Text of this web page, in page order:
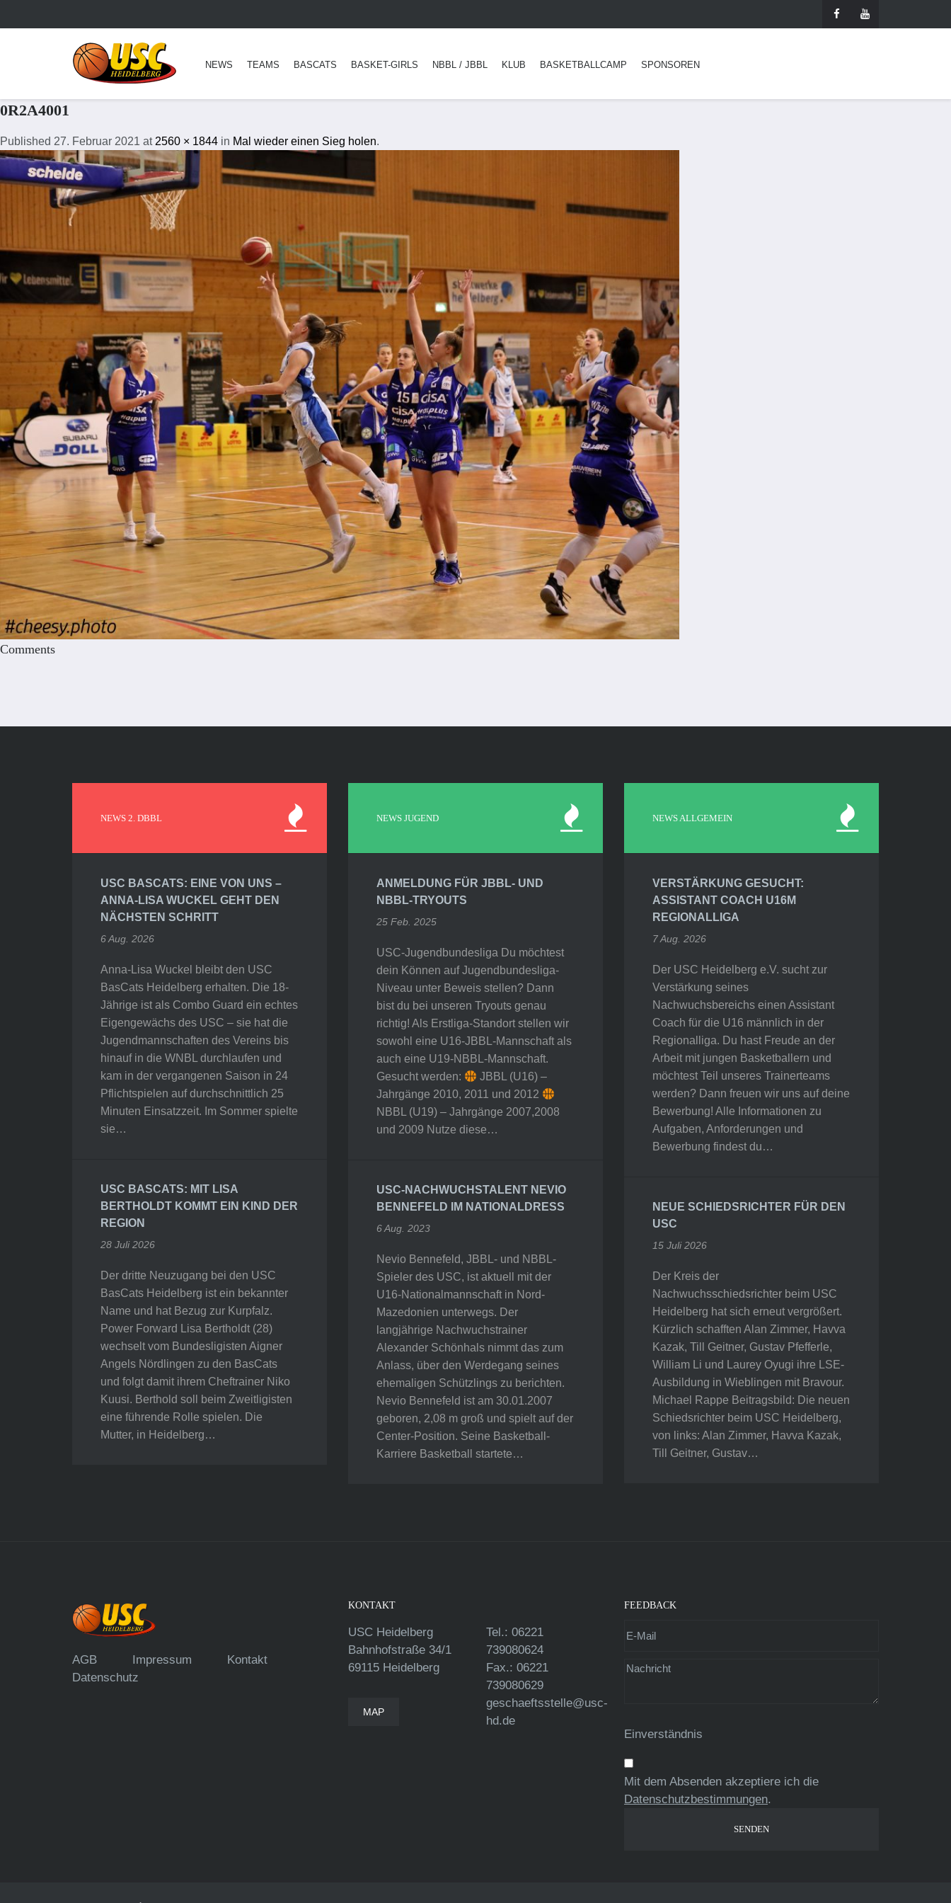
NEWS TEAMS BASCATS BASKET-GIRLS NBBL / JBBL KLUB BASKETBALLCAMP SPONSOREN
0R2A4001
Published 27. Februar 2021 at 2560 × 1844 in Mal wieder einen Sieg holen.
Comments
NEWS 2. DBBL
USC BASCATS: EINE VON UNS –
ANNA-LISA WUCKEL GEHT DEN
NÄCHSTEN SCHRITT
6 Aug. 2026
Anna-Lisa Wuckel bleibt den USC
BasCats Heidelberg erhalten. Die 18-
Jährige ist als Combo Guard ein echtes
Eigengewächs des USC – sie hat die
Jugendmannschaften des Vereins bis
hinauf in die WNBL durchlaufen und
kam in der vergangenen Saison in 24
Pflichtspielen auf durchschnittlich 25
Minuten Einsatzzeit. Im Sommer spielte
sie…
USC BASCATS: MIT LISA
BERTHOLDT KOMMT EIN KIND DER
REGION
28 Juli 2026
Der dritte Neuzugang bei den USC
BasCats Heidelberg ist ein bekannter
Name und hat Bezug zur Kurpfalz.
Power Forward Lisa Bertholdt (28)
wechselt vom Bundesligisten Aigner
Angels Nördlingen zu den BasCats
und folgt damit ihrem Cheftrainer Niko
Kuusi. Berthold soll beim Zweitligisten
eine führende Rolle spielen. Die
Mutter, in Heidelberg…
NEWS JUGEND
ANMELDUNG FÜR JBBL- UND
NBBL-TRYOUTS
25 Feb. 2025
USC-Jugendbundesliga Du möchtest
dein Können auf Jugendbundesliga-
Niveau unter Beweis stellen? Dann
bist du bei unseren Tryouts genau
richtig! Als Erstliga-Standort stellen wir
sowohl eine U16-JBBL-Mannschaft als
auch eine U19-NBBL-Mannschaft.
Gesucht werden:
JBBL (U16) –
Jahrgänge 2010, 2011 und 2012
NBBL (U19) – Jahrgänge 2007,2008
und 2009 Nutze diese…
USC-NACHWUCHSTALENT NEVIO
BENNEFELD IM NATIONALDRESS
6 Aug. 2023
Nevio Bennefeld, JBBL- und NBBL-
Spieler des USC, ist aktuell mit der
U16-Nationalmannschaft in Nord-
Mazedonien unterwegs. Der
langjährige Nachwuchstrainer
Alexander Schönhals nimmt das zum
Anlass, über den Werdegang seines
ehemaligen Schützlings zu berichten.
Nevio Bennefeld ist am 30.01.2007
geboren, 2,08 m groß und spielt auf der
Center-Position. Seine Basketball-
Karriere Basketball startete…
NEWS ALLGEMEIN
VERSTÄRKUNG GESUCHT:
ASSISTANT COACH U16M
REGIONALLIGA
7 Aug. 2026
Der USC Heidelberg e.V. sucht zur
Verstärkung seines
Nachwuchsbereichs einen Assistant
Coach für die U16 männlich in der
Regionalliga. Du hast Freude an der
Arbeit mit jungen Basketballern und
möchtest Teil unseres Trainerteams
werden? Dann freuen wir uns auf deine
Bewerbung! Alle Informationen zu
Aufgaben, Anforderungen und
Bewerbung findest du…
NEUE SCHIEDSRICHTER FÜR DEN
USC
15 Juli 2026
Der Kreis der
Nachwuchsschiedsrichter beim USC
Heidelberg hat sich erneut vergrößert.
Kürzlich schafften Alan Zimmer, Havva
Kazak, Till Geitner, Gustav Pfefferle,
William Li und Laurey Oyugi ihre LSE-
Ausbildung in Wieblingen mit Bravour.
Michael Rappe Beitragsbild: Die neuen
Schiedsrichter beim USC Heidelberg,
von links: Alan Zimmer, Havva Kazak,
Till Geitner, Gustav…
AGB Impressum
Kontakt
Datenschutz
KONTAKT
USC Heidelberg
Bahnhofstraße 34/1
69115 Heidelberg
MAP
Tel.: 06221
739080624
Fax.: 06221
739080629
geschaeftsstelle@usc-
hd.de
FEEDBACK
Einverständnis
Mit dem Absenden akzeptiere ich die
Datenschutzbestimmungen.